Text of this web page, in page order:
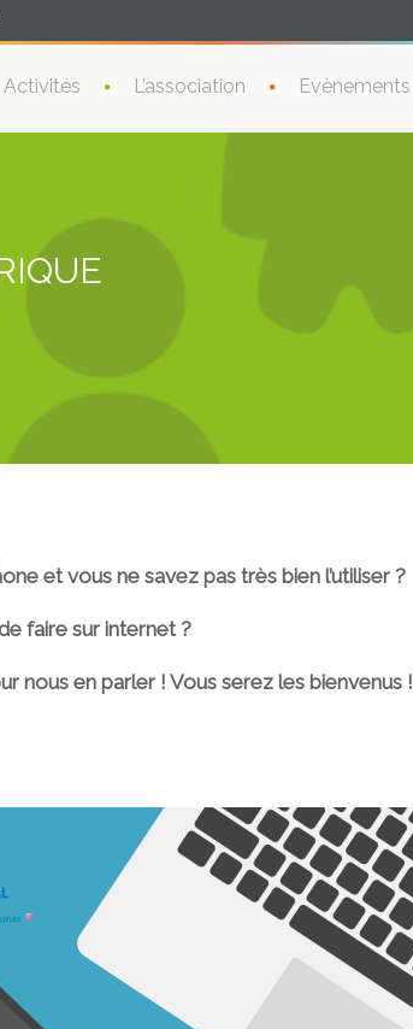
Activités L’association Evènements
et vous ne savez pas très bien l’utiliser ?
faire sur internet ?
nous en parler ! Vous serez les bienvenus !